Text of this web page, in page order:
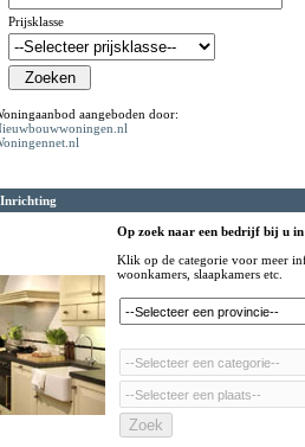
Prijsklasse
aangeboden door:
Inrichting
Op zoek naar een bedrijf bij u
Klik op de categorie voor meer
woonkamers, slaapkamers etc.